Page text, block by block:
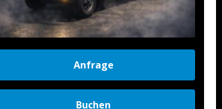
Anfrage
Buchen